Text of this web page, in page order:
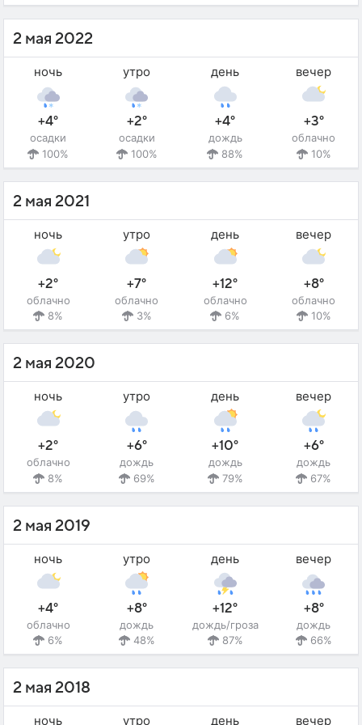
2 мая 2022
ночь
+4°
осадки
100%
утро
+2°
осадки
100%
день
+4°
дождь
88%
вечер
+3°
облачно
10%
2 мая 2021
ночь
+2°
облачно
8%
утро
+7°
облачно
3%
день
+12°
облачно
6%
вечер
+8°
облачно
10%
2 мая 2020
ночь
+2°
облачно
8%
утро
+6°
дождь
69%
день
+10°
дождь
79%
вечер
+6°
дождь
67%
2 мая 2019
ночь
+4°
облачно
6%
утро
+8°
дождь
48%
день
+12°
дождь/гроза
87%
вечер
+8°
дождь
66%
2 мая 2018
ночь утро день вечер